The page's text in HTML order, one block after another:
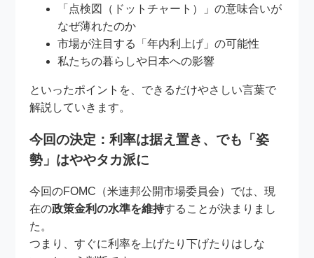
「点検図（ドットチャート）」の意味合いが
なぜ薄れたのか
市場が注目する「年内利上げ」の可能性
私たちの暮らしや日本への影響
といったポイントを、できるだけやさしい言葉で
解説していきます。
今回の決定：利率は据え置き、でも「姿
勢」はややタカ派に
今回のFOMC（米連邦公開市場委員会）では、現
在の政策金利の水準を維持することが決まりまし
た。
つまり、すぐに利率を上げたり下げたりはしな